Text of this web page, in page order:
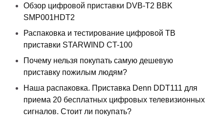
Обзор цифровой приставки DVB-T2 BBK
SMP001HDT2
Распаковка и тестирование цифровой ТВ
приставки STARWIND CT-100
Почему нельзя покупать самую дешевую
приставку пожилым людям?
Наша распаковка. Приставка Denn DDT111 для
приема 20 бесплатных цифровых телевизионных
сигналов. Стоит ли покупать?